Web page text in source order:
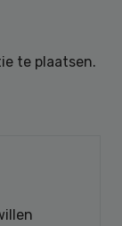
te plaatsen.